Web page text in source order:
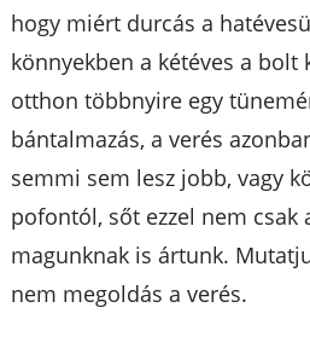
hogy miért durcás a
könnyekben a kétéves a bolt
otthon többnyire egy
bántalmazás, a verés
semmi sem lesz jobb, vagy
pofontól, sőt ezzel nem csak
magunknak is ártunk.
nem megoldás a verés.